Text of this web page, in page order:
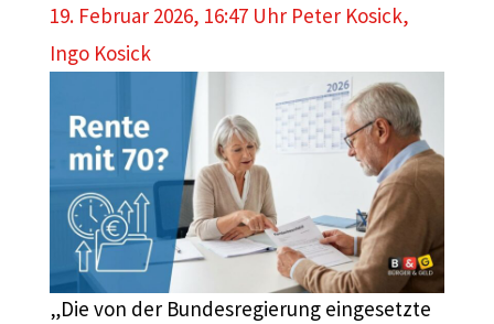
19. Februar 2026, 16:47 Uhr Peter Kosick,
Ingo Kosick
„Die von der Bundesregierung eingesetzte